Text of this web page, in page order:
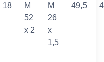
18
M
52
x 2
M
26
x
1,5
49,5